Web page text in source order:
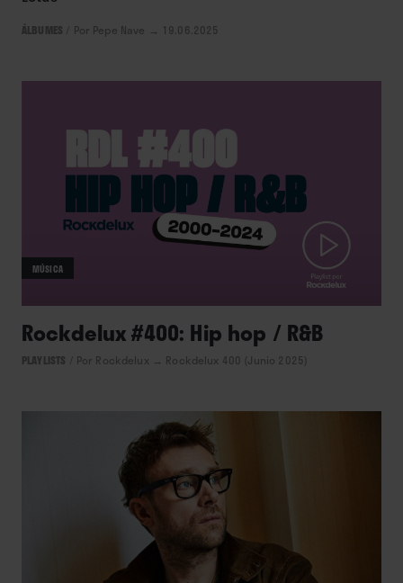
ÁLBUMES Por Pepe Nave → 19.06.2025
MÚSICA
Rockdelux #400: Hip hop / R&B
PLAYLISTS Por Rockdelux → Rockdelux 400 (Junio 2025)